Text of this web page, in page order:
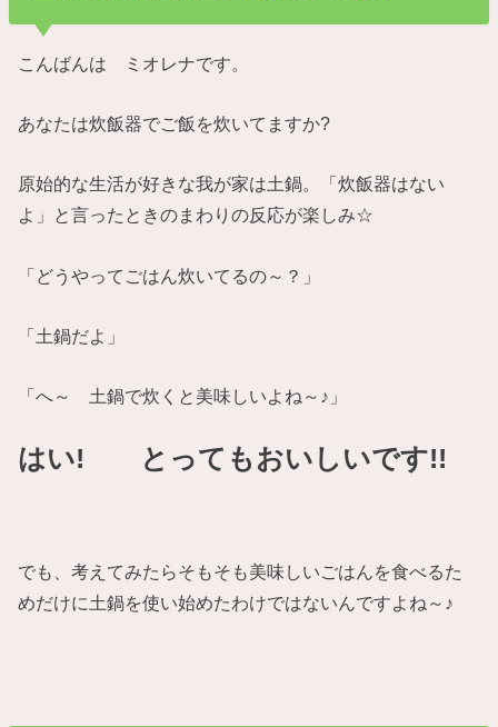
こんばんは ミオレナです。
あなたは炊飯器でご飯を炊いてますか?
原始的な生活が好きな我が家は土鍋。「炊飯器はない
よ」と言ったときのまわりの反応が楽しみ☆
「どうやってごはん炊いてるの～？」
「土鍋だよ」
「へ～ 土鍋で炊くと美味しいよね～♪」
はい! とってもおいしいです!!
でも、考えてみたらそもそも美味しいごはんを食べるた
めだけに土鍋を使い始めたわけではないんですよね～♪